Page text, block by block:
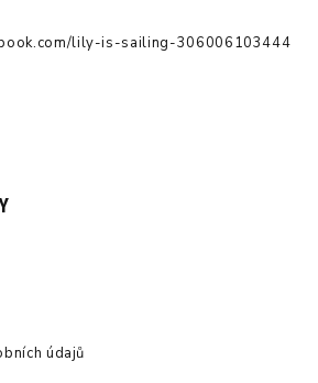
lily-is-sailing-306006103444
údajů